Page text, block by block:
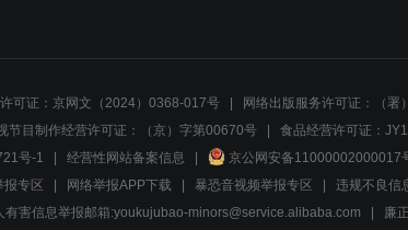
可证：京网文（2024）0368-017号 网络出版服务许可证：（署
节目制作经营许可证：（京）字第00670号 食品经营许可证：
号-1 经营性网站备案信息 京公网安备11000002000017
报专区 网络举报APP下载 暴恐音视频举报专区
违规不良信
有害信息举报邮箱:youkujubao-minors@service.alibaba.com 廉